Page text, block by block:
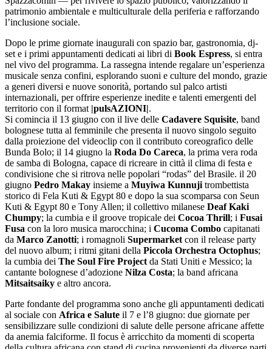
patrimonio ambientale e multiculturale della periferia e rafforzando
l’inclusione sociale.
Dopo le prime giornate inaugurali con spazio bar, gastronomia, dj-
set e i primi appuntamenti dedicati ai libri di Book Espress, si entra
nel vivo del programma. La rassegna intende regalare un’esperienza
musicale senza confini, esplorando suoni e culture del mondo, grazie
a generi diversi e nuove sonorità, portando sul palco artisti
internazionali, per offrire esperienze inedite e talenti emergenti del
territorio con il format |pulsAZIONI|.
Si comincia il 13 giugno con il live delle Cadavere Squisite, band
bolognese tutta al femminile che presenta il nuovo singolo seguito
dalla proiezione del videoclip con il contributo coreografico delle
Bunda Bolo; il 14 giugno la Roda Do Careca, la prima vera roda
de samba di Bologna, capace di ricreare in città il clima di festa e
condivisione che si ritrova nelle popolari “rodas” del Brasile. il 20
giugno Pedro Makay insieme a Muyiwa Kunnuji trombettista
storico di Fela Kuti & Egypt 80 e dopo la sua scomparsa con Seun
Kuti & Egypt 80 e Tony Allen; il collettivo milanese Deaf Kaki
Chumpy; la cumbia e il groove tropicale dei Cocoa Thrill; i Fusai
Fusa con la loro musica marocchina; i Cucoma Combo capitanati
da Marco Zanotti; i romagnoli Supermarket con il release party
del nuovo album; i ritmi gitani della Piccola Orchestra Octophus;
la cumbia dei The Soul Fire Project da Stati Uniti e Messico; la
cantante bolognese d’adozione Nilza Costa; la band africana
Mitsaitsaiky e altro ancora.
Parte fondante del programma sono anche gli appuntamenti dedicati
al sociale con Africa e Salute il 7 e l’8 giugno: due giornate per
sensibilizzare sulle condizioni di salute delle persone africane affette
da anemia falciforme. Il focus è arricchito da momenti di scoperta